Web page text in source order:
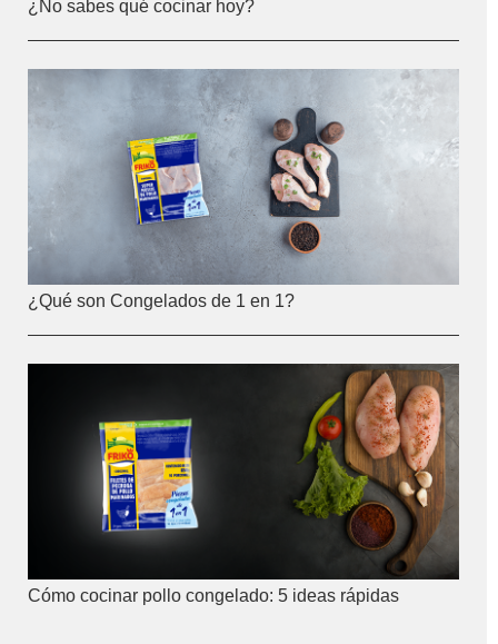
¿No sabes qué cocinar hoy?
¿Qué son Congelados de 1 en 1?
Cómo cocinar pollo congelado: 5 ideas rápidas